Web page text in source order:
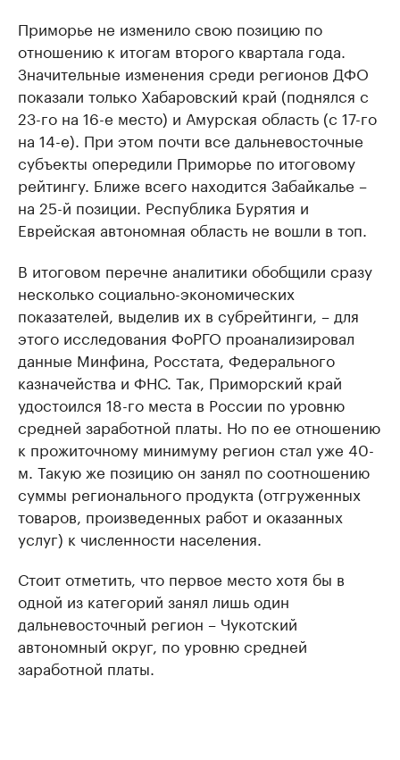
Приморье не изменило свою позицию по
отношению к итогам второго квартала года.
Значительные изменения среди регионов ДФО
показали только Хабаровский край (поднялся с
23-го на 16-е место) и Амурская область (с 17-го
на 14-е). При этом почти все дальневосточные
субъекты опередили Приморье по итоговому
рейтингу. Ближе всего находится Забайкалье –
на 25-й позиции. Республика Бурятия и
Еврейская автономная область не вошли в топ.
В итоговом перечне аналитики обобщили сразу
несколько социально-экономических
показателей, выделив их в субрейтинги, – для
этого исследования ФоРГО проанализировал
данные Минфина, Росстата, Федерального
казначейства и ФНС. Так, Приморский край
удостоился 18-го места в России по уровню
средней заработной платы. Но по ее отношению
к прожиточному минимуму регион стал уже 40-
м. Такую же позицию он занял по соотношению
суммы регионального продукта (отгруженных
товаров, произведенных работ и оказанных
услуг) к численности населения.
Стоит отметить, что первое место хотя бы в
одной из категорий занял лишь один
дальневосточный регион – Чукотский
автономный округ, по уровню средней
заработной платы.